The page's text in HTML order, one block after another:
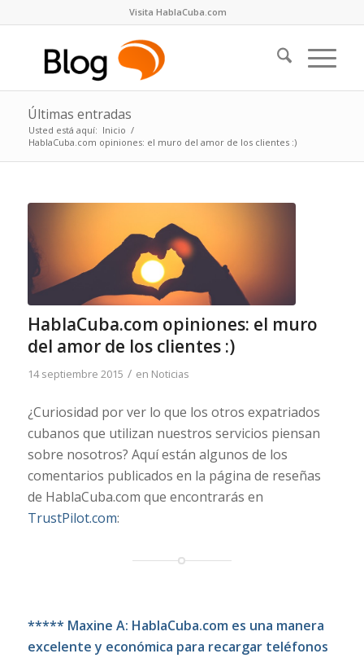
Visita HablaCuba.com
Últimas entradas
Usted está aquí: Inicio /
HablaCuba.com opiniones: el muro del amor de los clientes :)
HablaCuba.com opiniones: el muro
del amor de los clientes :)
14 septiembre 2015 / en Noticias
¿Curiosidad por ver lo que los otros expatriados
cubanos que utilizan nuestros servicios piensan
sobre nosotros? Aquí están algunos de los
comentarios publicados en la página de reseñas
de HablaCuba.com que encontrarás en
TrustPilot.com:
***** Maxine A: HablaCuba.com es una manera
excelente y económica para recargar teléfonos